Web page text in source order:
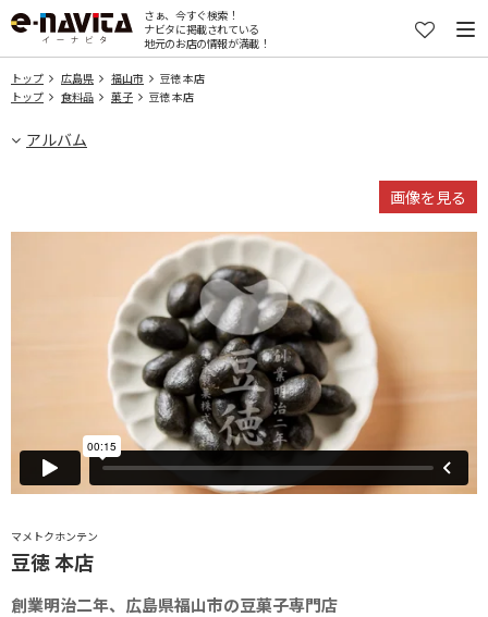
さぁ、今すぐ検索！
ナビタに掲載されている
地元のお店の情報が満載！
トップ 広島県 福山市
豆徳 本店
トップ
食料品 菓子 豆徳 本店
アルバム
マメトクホンテン
豆徳 本店
創業明治二年、広島県福山市の豆菓子専門店
画像を見る